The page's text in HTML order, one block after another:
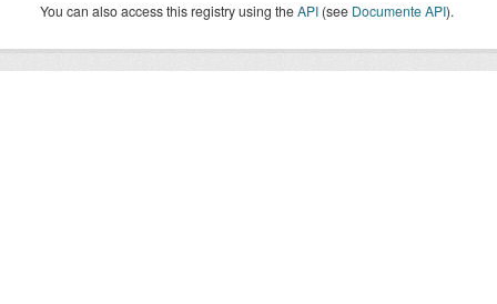
You can also access this registry using theAPI (see Documente API).